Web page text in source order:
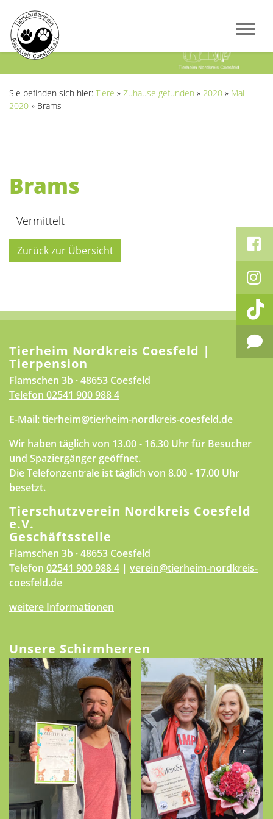
Sie befinden sich hier: Tiere » Zuhause gefunden » 2020 » Mai
2020 » Brams
Brams
--Vermittelt--
Zurück zur Übersicht
Tierheim Nordkreis Coesfeld |
Tierpension
Flamschen 3b · 48653 Coesfeld
Telefon 02541 900 988 4
E-Mail:tierheim@tierheim-nordkreis-coesfeld.de
Wir haben täglich von 13.00 - 16.30 Uhr für Besucher
und Spaziergänger geöffnet.
Die Telefonzentrale ist täglich von 8.00 - 17.00 Uhr
besetzt.
Tierschutzverein Nordkreis Coesfeld
e.V.
Geschäftsstelle
Flamschen 3b · 48653 Coesfeld
Telefon 02541 900 988 4 | verein@tierheim-nordkreis-
coesfeld.de
weitere Informationen
Unsere Schirmherren